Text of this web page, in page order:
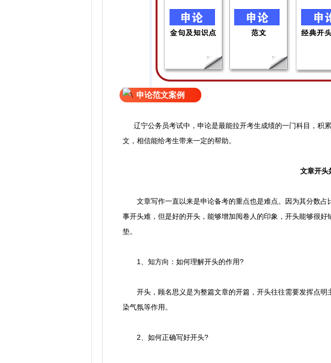
申论范文案例
辽宁公务员考试中，申论是最能拉开考生成绩的一门科目，积累
文，相信能给考生带来一定的帮助。
文章开头
文章写作一直以来是申论备考的重点也是难点。因为其分数
事开头难，但是好的开头，能够增加阅卷人的印象，开头能够很
垫。
1、知方向：如何理解开头的作用?
开头，顾名思义是为整篇文章的开篇，开头往往需要发挥点明
染气氛等作用。
2、如何正确写好开头?